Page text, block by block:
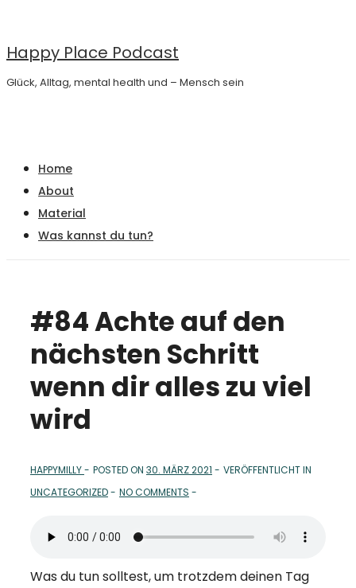
Inhalt
Happy Place Podcast
Glück, Alltag, mental health und – Mensch sein
Navigation
Home
About
Material
Was kannst du tun?
#84 Achte auf den
nächsten Schritt
wenn dir alles zu viel
wird
HAPPYMILLY POSTED ON 30. MÄRZ 2021
VERÖFFENTLICHT IN
UNCATEGORIZED
NO COMMENTS
Was du tun solltest, um trotzdem deinen Tag